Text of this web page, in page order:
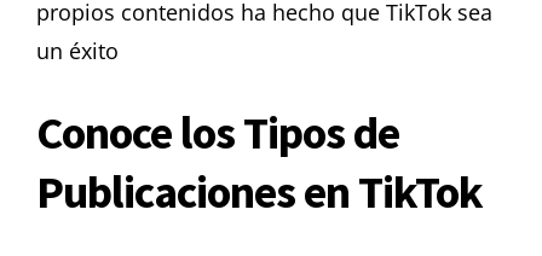
propios contenidos ha hecho que TikTok sea
un éxito
Conoce los Tipos de
Publicaciones en TikTok